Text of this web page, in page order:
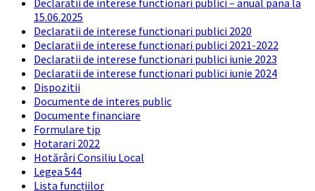
15.06.2025
Declaratii de interese functionari publici 2020
Declaratii de interese functionari publici 2021-2022
Declaratii de interese functionari publici iunie 2023
Declaratii de interese functionari publici iunie 2024
Dispozitii
Documente de interes public
Documente financiare
Formulare tip
Hotarari 2022
Hotărâri Consiliu Local
Legea 544
Lista funcțiilor